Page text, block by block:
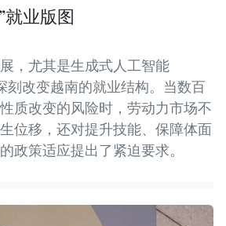
就业版图
，尤其是生成式人工智能
刻改变越南的就业结构。当数百
质改变的风险时，劳动力市场不
位移，还对提升技能、保障体面
政策适应提出了紧迫要求。